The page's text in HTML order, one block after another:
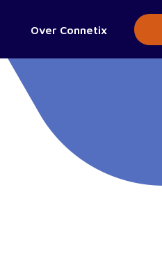
Over Connetix